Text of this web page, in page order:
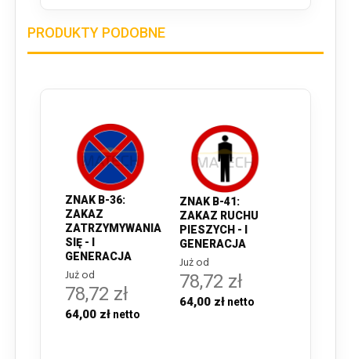
PRODUKTY PODOBNE
ZNAK B-36:
ZAKAZ
ZATRZYMYWANIA
SIĘ - I
GENERACJA
Już od
78,72 zł
64,00 zł
ZNAK B-41:
ZAKAZ RUCHU
PIESZYCH - I
GENERACJA
Już od
78,72 zł
64,00 zł